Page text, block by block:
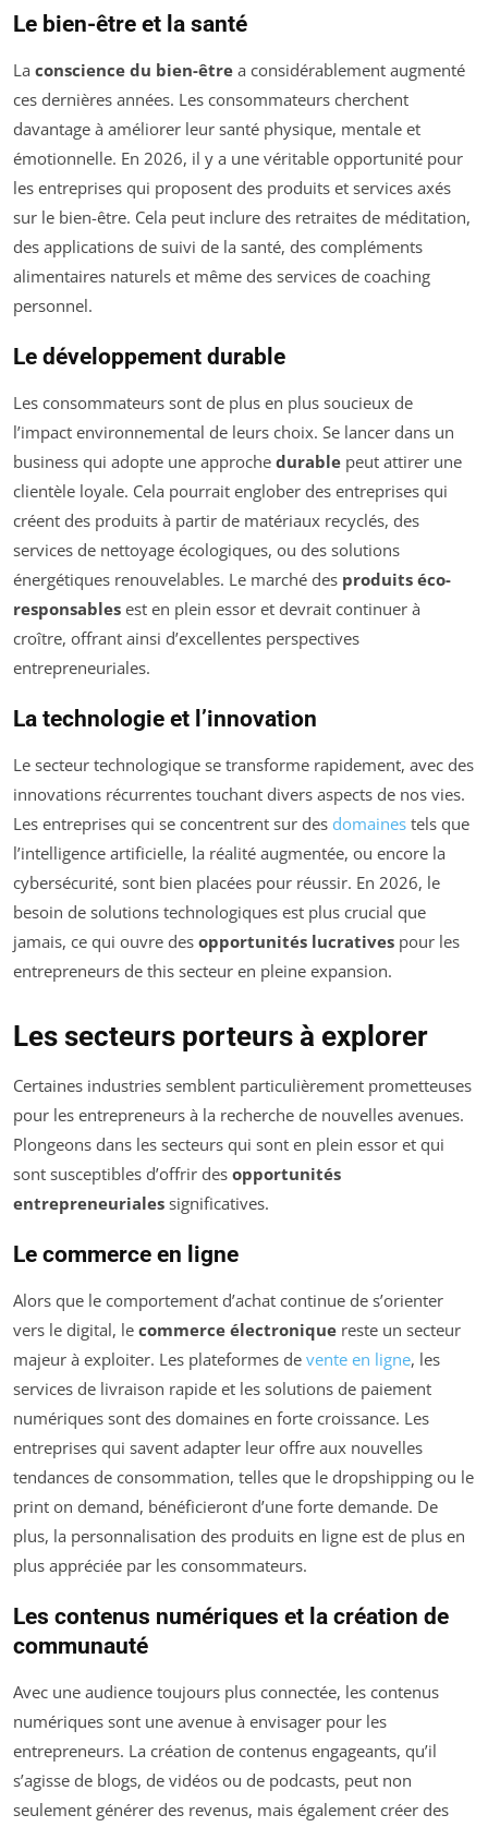
Le bien-être et la santé
La conscience du bien-être a considérablement augmenté
ces dernières années. Les consommateurs cherchent
davantage à améliorer leur santé physique, mentale et
émotionnelle. En 2026, il y a une véritable opportunité pour
les entreprises qui proposent des produits et services axés
sur le bien-être. Cela peut inclure des retraites de méditation,
des applications de suivi de la santé, des compléments
alimentaires naturels et même des services de coaching
personnel.
Le développement durable
Les consommateurs sont de plus en plus soucieux de
l’impact environnemental de leurs choix. Se lancer dans un
business qui adopte une approche durable peut attirer une
clientèle loyale. Cela pourrait englober des entreprises qui
créent des produits à partir de matériaux recyclés, des
services de nettoyage écologiques, ou des solutions
énergétiques renouvelables. Le marché des produits éco-
responsables est en plein essor et devrait continuer à
croître, offrant ainsi d’excellentes perspectives
entrepreneuriales.
La technologie et l’innovation
Le secteur technologique se transforme rapidement, avec des
innovations récurrentes touchant divers aspects de nos vies.
Les entreprises qui se concentrent sur des domaines tels que
l’intelligence artificielle, la réalité augmentée, ou encore la
cybersécurité, sont bien placées pour réussir. En 2026, le
besoin de solutions technologiques est plus crucial que
jamais, ce qui ouvre des opportunités lucratives pour les
entrepreneurs de this secteur en pleine expansion.
Les secteurs porteurs à explorer
Certaines industries semblent particulièrement prometteuses
pour les entrepreneurs à la recherche de nouvelles avenues.
Plongeons dans les secteurs qui sont en plein essor et qui
sont susceptibles d’offrir des opportunités
entrepreneuriales significatives.
Le commerce en ligne
Alors que le comportement d’achat continue de s’orienter
vers le digital, le commerce électronique reste un secteur
majeur à exploiter. Les plateformes de vente en ligne, les
services de livraison rapide et les solutions de paiement
numériques sont des domaines en forte croissance. Les
entreprises qui savent adapter leur offre aux nouvelles
tendances de consommation, telles que le dropshipping ou le
print on demand, bénéficieront d’une forte demande. De
plus, la personnalisation des produits en ligne est de plus en
plus appréciée par les consommateurs.
Les contenus numériques et la création de
communauté
Avec une audience toujours plus connectée, les contenus
numériques sont une avenue à envisager pour les
entrepreneurs. La création de contenus engageants, qu’il
s’agisse de blogs, de vidéos ou de podcasts, peut non
seulement générer des revenus, mais également créer des